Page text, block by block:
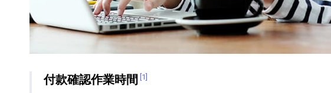
付款確認作業時間 [1]